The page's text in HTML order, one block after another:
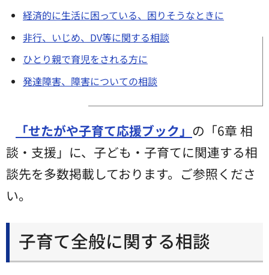
経済的に生活に困っている、困りそうなときに
非行、いじめ、DV等に関する相談
ひとり親で育児をされる方に
発達障害、障害についての相談
「せたがや子育て応援ブック」 の「6章 相
談・支援」に、子ども・子育てに関連する相
談先を多数掲載しております。ご参照くださ
い。
子育て全般に関する相談